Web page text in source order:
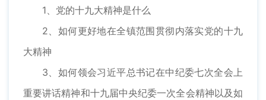
1、党的十九大精神是什么
2、如何更好地在全镇范围贯彻内落实党的十九
大精神
3、如何领会习近平总书记在中纪委七次全会上
重要讲话精神和十九届中央纪委一次全会精神以及如